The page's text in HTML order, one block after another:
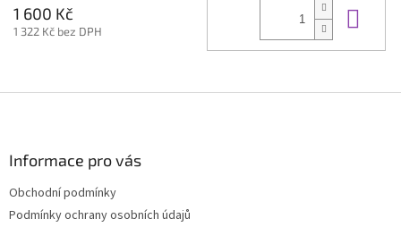
1 600 Kč
1 322 Kč bez DPH
Informace pro vás
Obchodní podmínky
Podmínky ochrany osobních údajů